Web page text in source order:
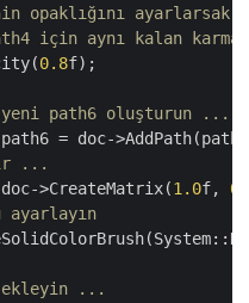
ayarlarsak,
için aynı kalan
0.8f);
path6 oluşturun ...
...
>CreateMatrix(1.0f,
ekleyin ...